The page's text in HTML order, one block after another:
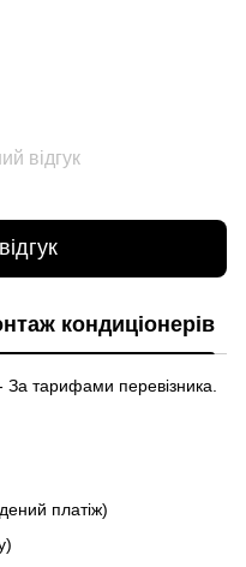
відгук
кондиціонерів
тарифами перевізника.
платіж)